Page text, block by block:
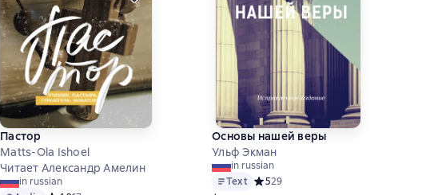
Пастор
Matts-Ola Ishoel
Читает Александр Амелин
in russian
Основы нашей веры
Ульф Экман
in russian
Text Средний рейтинг 5 на основе 29
529